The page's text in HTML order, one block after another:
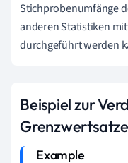
Stichprobenumfänge
anderen Statistiken
durchgeführt werden
Beispiel zur